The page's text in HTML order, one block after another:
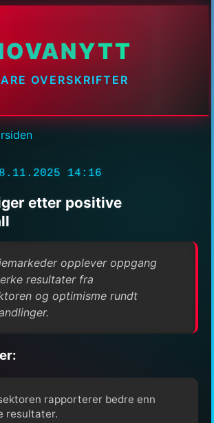
OVERSKRIFTER
14:16
etter positive
opplever oppgang
resultater fra
og optimisme rundt
rapporterer bedre enn
resultater.